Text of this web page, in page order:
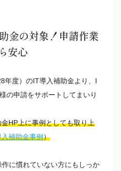
金の対象！申請作業
安心
年度）のIT導入補助金より、I
の申請をサポートしてまいり
HP上に事例としても取り上
補助金事例）
に慣れていない方にもしっか